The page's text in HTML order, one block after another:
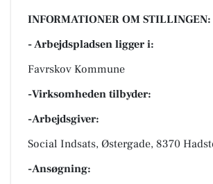
INFORMATIONER OM STILLINGEN:
- Arbejdspladsen ligger i:
Favrskov Kommune
-Virksomheden tilbyder:
-Arbejdsgiver:
Social Indsats, Østergade, 8370
-Ansøgning: